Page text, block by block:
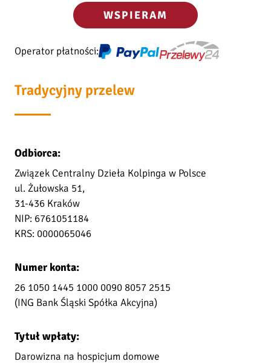
WSPIERAM
Operator płatności:
Tradycyjny przelew
Odbiorca:
Związek Centralny Dzieła Kolpinga w Polsce
ul. Żułowska 51,
31-436 Kraków
NIP: 6761051184
KRS: 0000065046
Numer konta:
26 1050 1445 1000 0090 8057 2515
(ING Bank Śląski Spółka Akcyjna)
Tytuł wpłaty:
Darowizna na hospicjum domowe